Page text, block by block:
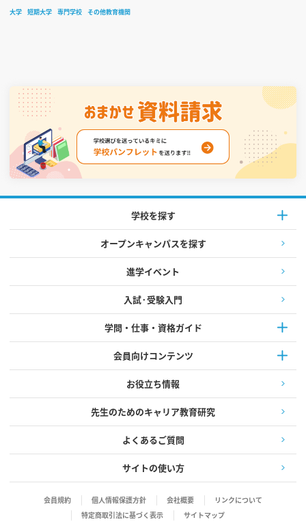
大学 短期大学 専門学校 その他教育機関
学校を探す
オープンキャンパスを探す
進学イベント
入試·受験入門
学問・仕事・資格ガイド
会員向けコンテンツ
お役立ち情報
先生のためのキャリア教育研究
よくあるご質問
サイトの使い方
会員規約 個人情報保護方針 会社概要
リンクについて
特定商取引法に基づく表示
サイトマップ